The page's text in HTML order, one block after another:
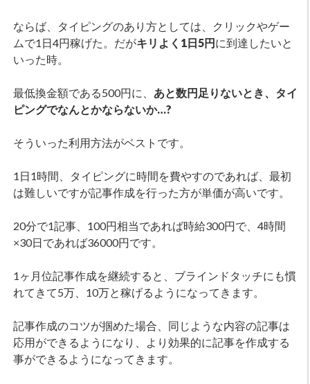
ならば、タイピングのあり方としては、クリックやゲー
ムで1日4円稼げた。だがキリよく1日5円に到達したいと
いった時。
最低換金額である500円に、 あと数円足りないとき、タイ
ピングでなんとかならないか…?
そういった利用方法がベストです。
1日1時間、タイピングに時間を費やすのであれば、最初
は難しいですが記事作成を行った方が単価が高いです。
20分で1記事、100円相当であれば時給300円で、4時間
×30日であれば36000円です。
1ヶ月位記事作成を継続すると、ブラインドタッチにも慣
れてきて5万、10万と稼げるようになってきます。
記事作成のコツが掴めた場合、同じような内容の記事は
応用ができるようになり、より効果的に記事を作成する
事ができるようになってきます。